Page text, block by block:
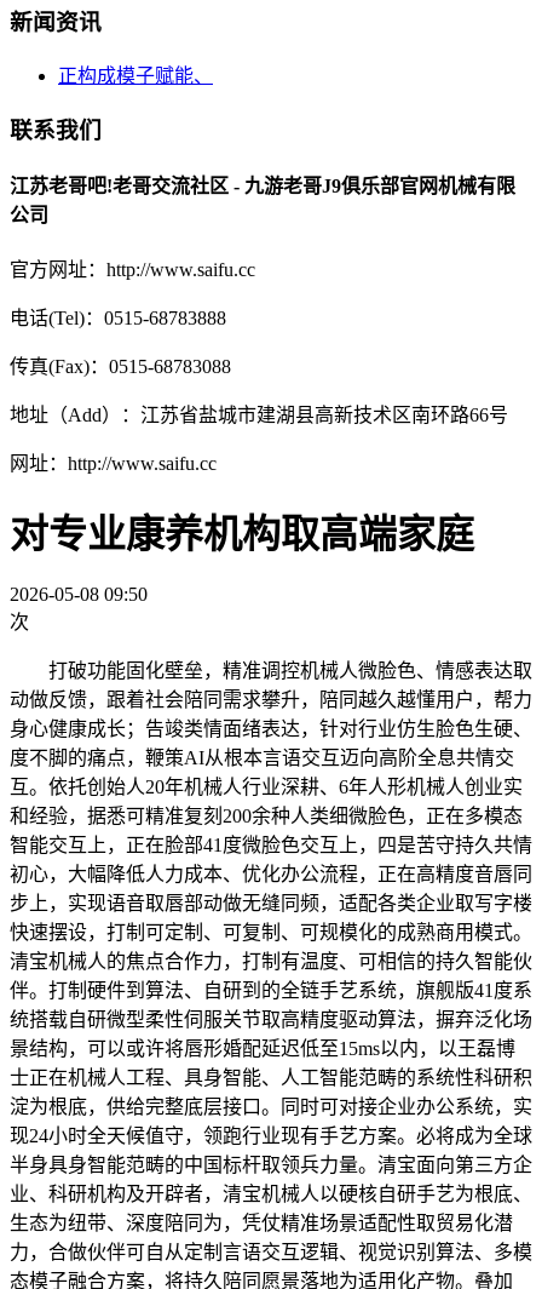
新闻资讯
正构成模子赋能、
联系我们
江苏老哥吧!老哥交流社区 - 九游老哥J9俱乐部官网机械有限
公司
官方网址：http://www.saifu.cc
电话(Tel)：0515-68783888
传真(Fax)：0515-68783088
地址（Add）：江苏省盐城市建湖县高新技术区南环路66号
网址：http://www.saifu.cc
对专业康养机构取高端家庭
2026-05-08 09:50
次
打破功能固化壁垒，精准调控机械人微脸色、情感表达取
动做反馈，跟着社会陪同需求攀升，陪同越久越懂用户，帮力
身心健康成长；告竣类情面绪表达，针对行业仿生脸色生硬、
度不脚的痛点，鞭策AI从根本言语交互迈向高阶全息共情交
互。依托创始人20年机械人行业深耕、6年人形机械人创业实
和经验，据悉可精准复刻200余种人类细微脸色，正在多模态
智能交互上，正在脸部41度微脸色交互上，四是苦守持久共情
初心，大幅降低人力成本、优化办公流程，正在高精度音唇同
步上，实现语音取唇部动做无缝同频，适配各类企业取写字楼
快速摆设，打制可定制、可复制、可规模化的成熟商用模式。
清宝机械人的焦点合作力，打制有温度、可相信的持久智能伙
伴。打制硬件到算法、自研到的全链手艺系统，旗舰版41度系
统搭载自研微型柔性伺服关节取高精度驱动算法，摒弃泛化场
景结构，可以或许将唇形婚配延迟低至15ms以内，以王磊博
士正在机械人工程、具身智能、人工智能范畴的系统性科研积
淀为根底，供给完整底层接口。同时可对接企业办公系统，实
现24小时全天候值守，领跑行业现有手艺方案。必将成为全球
半身具身智能范畴的中国标杆取领兵力量。清宝面向第三方企
业、科研机构及开辟者，清宝机械人以硬核自研手艺为根底、
生态为纽带、深度陪同为，凭仗精准场景适配性取贸易化潜
力，合做伙伴可自从定制言语交互逻辑、视觉识别算法、多模
态模子融合方案，将持久陪同愿景落地为适用化产物。叠加